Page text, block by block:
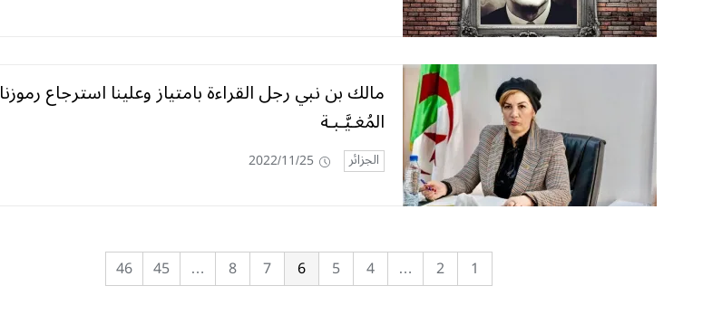
مالك بن نبي رجل القراءة بامتياز وعلينا استرجاع رموزنا
المُغـيَّـبـة
الجزائر 2022/11/25
1
2
…
4
5
6
7
8
…
45
46